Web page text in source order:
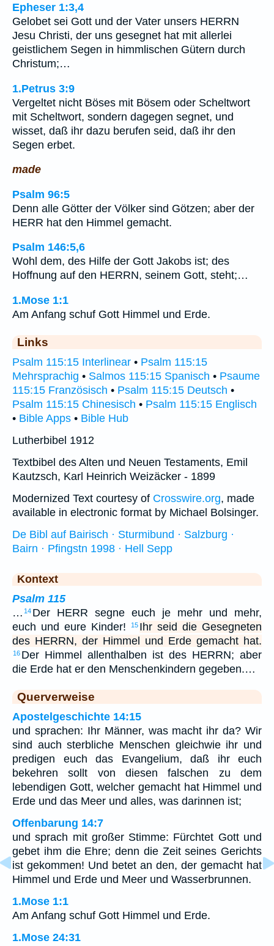
Epheser 1:3,4
Gelobet sei Gott und der Vater unsers HERRN
Jesu Christi, der uns gesegnet hat mit allerlei
geistlichem Segen in himmlischen Gütern durch
Christum;…
1.Petrus 3:9
Vergeltet nicht Böses mit Bösem oder Scheltwort
mit Scheltwort, sondern dagegen segnet, und
wisset, daß ihr dazu berufen seid, daß ihr den
Segen erbet.
made
Psalm 96:5
Denn alle Götter der Völker sind Götzen; aber der
HERR hat den Himmel gemacht.
Psalm 146:5,6
Wohl dem, des Hilfe der Gott Jakobs ist; des
Hoffnung auf den HERRN, seinem Gott, steht;…
1.Mose 1:1
Am Anfang schuf Gott Himmel und Erde.
Links
Psalm 115:15 Interlinear • Psalm 115:15
Mehrsprachig • Salmos 115:15 Spanisch • Psaume
115:15 Französisch • Psalm 115:15 Deutsch •
Psalm 115:15 Chinesisch • Psalm 115:15 Englisch
• Bible Apps • Bible Hub
Lutherbibel 1912
Textbibel des Alten und Neuen Testaments, Emil
Kautzsch, Karl Heinrich Weizäcker - 1899
Modernized Text courtesy of Crosswire.org, made
available in electronic format by Michael Bolsinger.
De Bibl auf Bairisch · Sturmibund · Salzburg ·
Bairn · Pfingstn 1998 · Hell Sepp
Kontext
Psalm 115
… 14 Der HERR segne euch je mehr und mehr,
euch und eure Kinder!
15 Ihr seid die Gesegneten
des HERRN, der Himmel und Erde gemacht hat.
16 Der Himmel allenthalben ist des HERRN; aber
die Erde hat er den Menschenkindern gegeben.…
Querverweise
Apostelgeschichte 14:15
und sprachen: Ihr Männer, was macht ihr da? Wir
sind auch sterbliche Menschen gleichwie ihr und
predigen euch das Evangelium, daß ihr euch
bekehren sollt von diesen falschen zu dem
lebendigen Gott, welcher gemacht hat Himmel und
Erde und das Meer und alles, was darinnen ist;
Offenbarung 14:7
und sprach mit großer Stimme: Fürchtet Gott und
gebet ihm die Ehre; denn die Zeit seines Gerichts
ist gekommen! Und betet an den, der gemacht hat
Himmel und Erde und Meer und Wasserbrunnen.
1.Mose 1:1
Am Anfang schuf Gott Himmel und Erde.
1.Mose 24:31